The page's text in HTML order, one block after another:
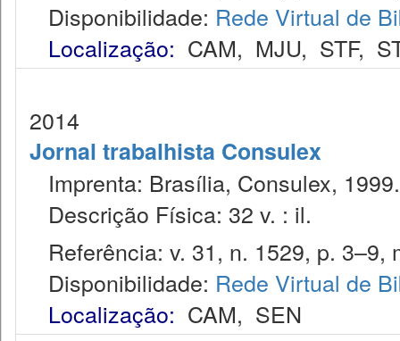
Disponibilidade: Rede Virtual de
Localização: CAM, MJU, STF,
2014
Jornal trabalhista Consulex
Imprenta: Brasília, Consulex, 1999.
Descrição Física: 32 v. : il.
Referência: v. 31, n. 1529, p. 3–9,
Disponibilidade: Rede Virtual de
Localização: CAM, SEN